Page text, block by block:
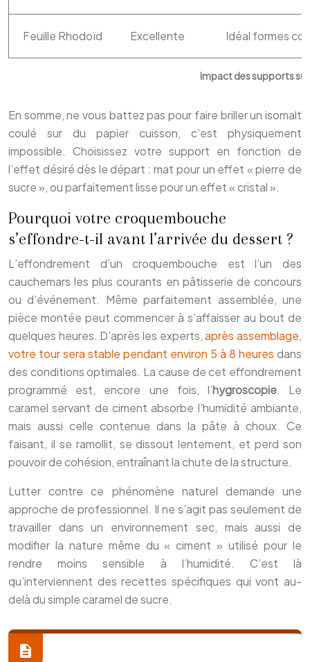
Impact des supports
Feuille Rhodoïd Excellente Idéal formes
En somme, ne vous battez pas pour faire briller un isomalt
coulé sur du papier cuisson, c’est physiquement
impossible. Choisissez votre support en fonction de
l’effet désiré dès le départ : mat pour un effet « pierre de
sucre », ou parfaitement lisse pour un effet « cristal ».
Pourquoi votre croquembouche
s’effondre-t-il avant l’arrivée du dessert ?
L’effondrement d’un croquembouche est l’un des
cauchemars les plus courants en pâtisserie de concours
ou d’événement. Même parfaitement assemblée, une
pièce montée peut commencer à s’affaisser au bout de
quelques heures. D’après les experts,après assemblage,
votre tour sera stable pendant environ 5 à 8 heures dans
des conditions optimales. La cause de cet effondrement
programmé est, encore une fois, l’hygroscopie. Le
caramel servant de ciment absorbe l’humidité ambiante,
mais aussi celle contenue dans la pâte à choux. Ce
faisant, il se ramollit, se dissout lentement, et perd son
pouvoir de cohésion, entraînant la chute de la structure.
Lutter contre ce phénomène naturel demande une
approche de professionnel. Il ne s’agit pas seulement de
travailler dans un environnement sec, mais aussi de
modifier la nature même du « ciment » utilisé pour le
rendre moins sensible à l’humidité. C’est là
qu’interviennent des recettes spécifiques qui vont au-
delà du simple caramel de sucre.